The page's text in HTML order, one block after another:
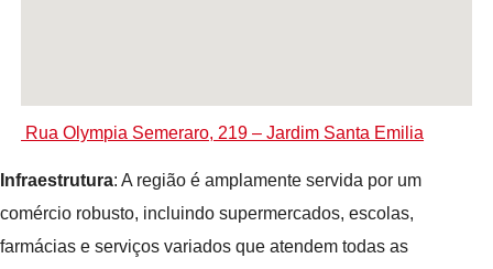
Rua Olympia Semeraro, 219 – Jardim Santa Emilia
Infraestrutura: A região é amplamente servida por um
comércio robusto, incluindo supermercados, escolas,
farmácias e serviços variados que atendem todas as